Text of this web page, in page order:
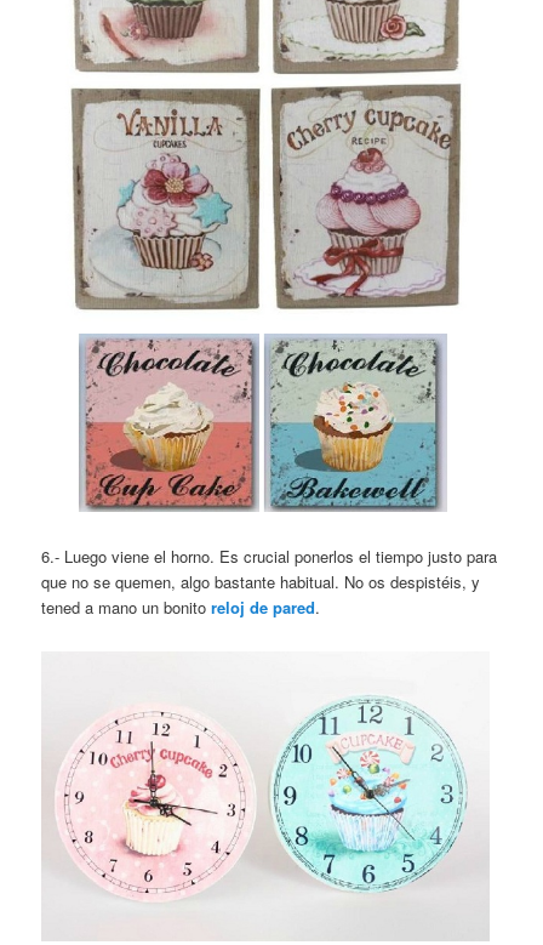
6.- Luego viene el horno. Es crucial ponerlos el tiempo justo para
que no se quemen, algo bastante habitual. No os despistéis, y
tened a mano un bonitoreloj de pared.